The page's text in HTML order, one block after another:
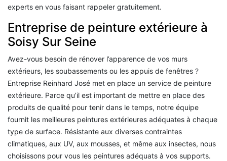
experts en vous faisant rappeler gratuitement.
Entreprise de peinture extérieure à
Soisy Sur Seine
Avez-vous besoin de rénover l’apparence de vos murs
extérieurs, les soubassements ou les appuis de fenêtres ?
Entreprise Reinhard José met en place un service de peinture
extérieure. Parce qu’il est important de mettre en place des
produits de qualité pour tenir dans le temps, notre équipe
fournit les meilleures peintures extérieures adéquates à chaque
type de surface. Résistante aux diverses contraintes
climatiques, aux UV, aux mousses, et même aux insectes, nous
choisissons pour vous les peintures adéquats à vos supports.